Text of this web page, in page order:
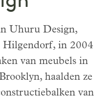
Uhuru Design,
Hilgendorf, in 2004
van meubels in
haalden ze
van